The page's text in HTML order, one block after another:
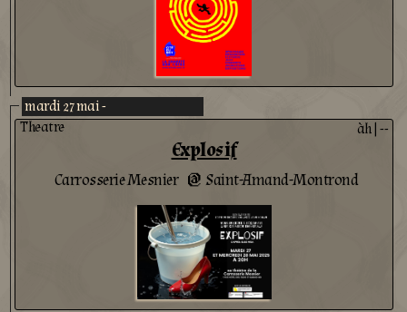
mardi 27 mai -
Theatre
Explosif
Carrosserie Mesnier @ Saint-Amand-Montrond
àh| --